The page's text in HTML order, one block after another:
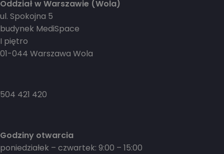
Oddział w Warszawie (Wola)
ul. Spokojna 5
budynek MediSpace
I piętro
01-044 Warszawa Wola
504 421 420
Godziny otwarcia
poniedziałek – czwartek: 9:00 – 15:00